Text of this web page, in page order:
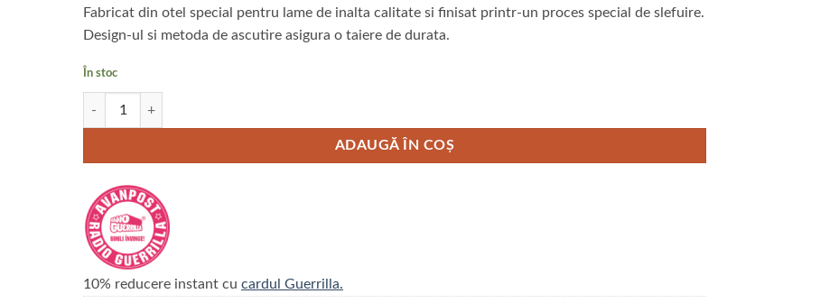
Fabricat din otel special pentru lame de inalta calitate si finisat printr-un proces special de slefuire.
Design-ul si metoda de ascutire asigura o taiere de durata.
În stoc
ADAUGĂ ÎN COȘ
10% reducere instant cu cardul Guerrilla.